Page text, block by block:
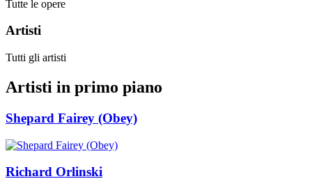
Tutte le opere
Artisti
Tutti gli artisti
Artisti in primo piano
Shepard Fairey (Obey)
Richard Orlinski